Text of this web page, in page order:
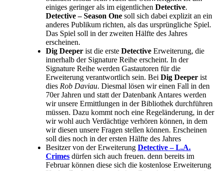
einiges geringer als im eigentlichen Detective.
Detective – Season One soll sich dabei explizit an ein
anderes Publikum richten, als das ursprüngliche Spiel.
Das Spiel soll in der zweiten Hälfte des Jahres
erscheinen.
Dig Deeper ist die erste Detective Erweiterung, die
innerhalb der Signature Reihe erscheint. In der
Signature Reihe werden Gastautoren für die
Erweiterung verantwortlich sein. Bei Dig Deeper ist
dies Rob Daviau. Diesmal lösen wir einen Fall in den
70er Jahren und statt der Datenbank Antares werden
wir unsere Ermittlungen in der Bibliothek durchführen
müssen. Dazu kommt noch eine Regeländerung, in der
wir wohl auch Verdächtige verhören können, in dem
wir diesen unsere Fragen stellen können. Erscheinen
soll dies noch in der ersten Hälfte des Jahres
Besitzer von der Erweiterung Detective – L.A.
Crimes dürfen sich auch freuen. denn bereits im
Februar können diese sich die kostenlose Erweiterung